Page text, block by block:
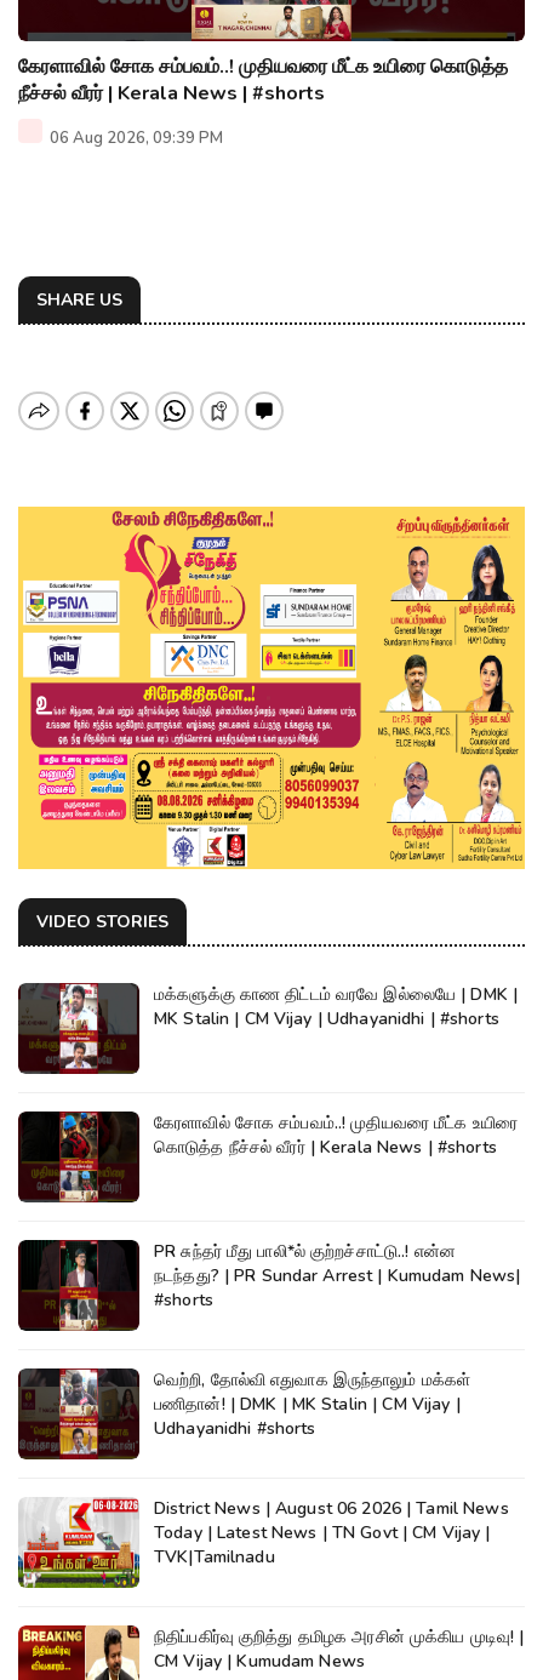
கேரளாவில் சோக சம்பவம்..! முதியவரை மீட்க உயிரை கொடுத்த
நீச்சல் வீரர் | Kerala News | #shorts
06 Aug 2026, 09:39 PM
SHARE US
VIDEO STORIES
மக்களுக்கு காண திட்டம் வரவே இல்லையே | DMK |
MK Stalin | CM Vijay | Udhayanidhi | #shorts
கேரளாவில் சோக சம்பவம்..! முதியவரை மீட்க உயிரை
கொடுத்த நீச்சல் வீரர் | Kerala News | #shorts
PR சுந்தர் மீது பாலி*ல் குற்றச்சாட்டு..! என்ன
நடந்தது? | PR Sundar Arrest | Kumudam News|
#shorts
வெற்றி, தோல்வி எதுவாக இருந்தாலும் மக்கள்
பணிதான்! | DMK | MK Stalin | CM Vijay |
Udhayanidhi #shorts
District News | August 06 2026 | Tamil News
Today | Latest News | TN Govt | CM Vijay |
TVK|Tamilnadu
நிதிப்பகிர்வு குறித்து தமிழக அரசின் முக்கிய முடிவு! |
CM Vijay | Kumudam News